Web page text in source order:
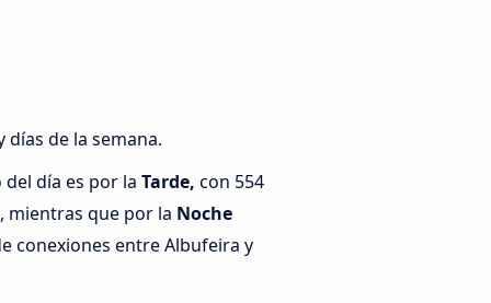
de la semana.
día es por la Tarde, con 554
mientras que por la Noche
conexiones entre Albufeira y